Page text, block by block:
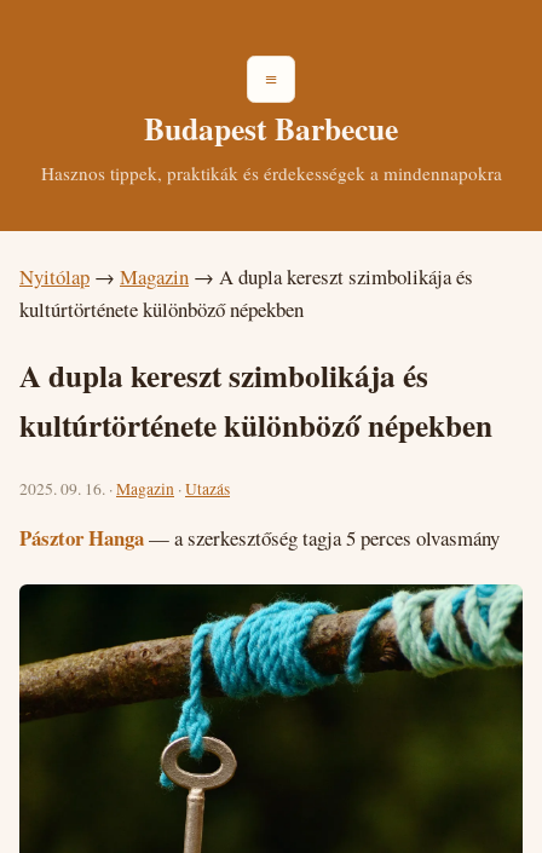
≡
Budapest Barbecue
Hasznos tippek, praktikák és érdekességek a mindennapokra
Nyitólap → Magazin → A dupla kereszt szimbolikája és
kultúrtörténete különböző népekben
A dupla kereszt szimbolikája és
kultúrtörténete különböző népekben
2025. 09. 16. ·Magazin ·Utazás
Pásztor Hanga— a szerkesztőség tagja5 perces olvasmány